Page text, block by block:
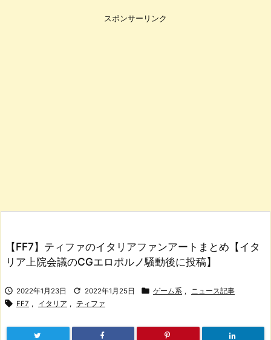
スポンサーリンク
【FF7】ティファのイタリアファンアートまとめ【イタ
リア上院会議のCGエロポルノ騒動後に投稿】
 2022年1月23日  2022年1月25日  ゲーム系 , ニュース記事
 FF7 , イタリア , ティファ